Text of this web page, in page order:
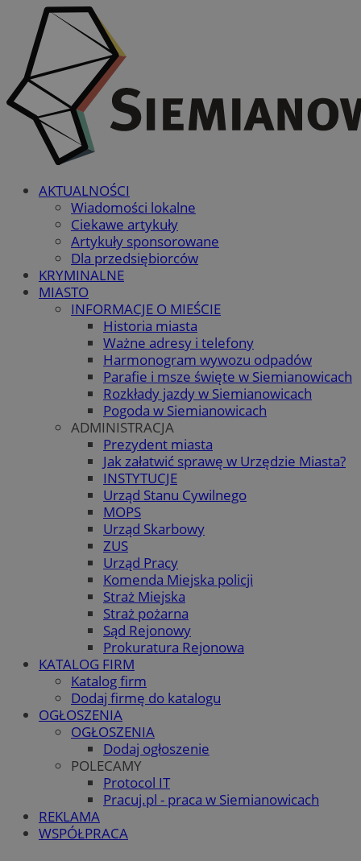
AKTUALNOŚCI
Wiadomości lokalne
Ciekawe artykuły
Artykuły sponsorowane
Dla przedsiębiorców
KRYMINALNE
MIASTO
INFORMACJE O MIEŚCIE
Historia miasta
Ważne adresy i telefony
Harmonogram wywozu odpadów
Parafie i msze święte w Siemianowicach
Rozkłady jazdy w Siemianowicach
Pogoda w Siemianowicach
ADMINISTRACJA
Prezydent miasta
Jak załatwić sprawę w Urzędzie Miasta?
INSTYTUCJE
Urząd Stanu Cywilnego
MOPS
Urząd Skarbowy
ZUS
Urząd Pracy
Komenda Miejska policji
Straż Miejska
Straż pożarna
Sąd Rejonowy
Prokuratura Rejonowa
KATALOG FIRM
Katalog firm
Dodaj firmę do katalogu
OGŁOSZENIA
OGŁOSZENIA
Dodaj ogłoszenie
POLECAMY
Protocol IT
Pracuj.pl - praca w Siemianowicach
REKLAMA
WSPÓŁPRACA